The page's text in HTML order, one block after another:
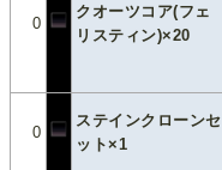
0
クオーツコア(フェ
リスティン)×20
0
ステインクローンセ
ット×1